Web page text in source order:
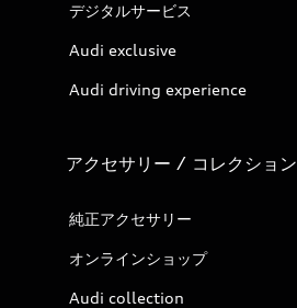
デジタルサービス
Audi exclusive
Audi driving experience
アクセサリー / コレクション
純正アクセサリー
オンラインショップ
Audi collection